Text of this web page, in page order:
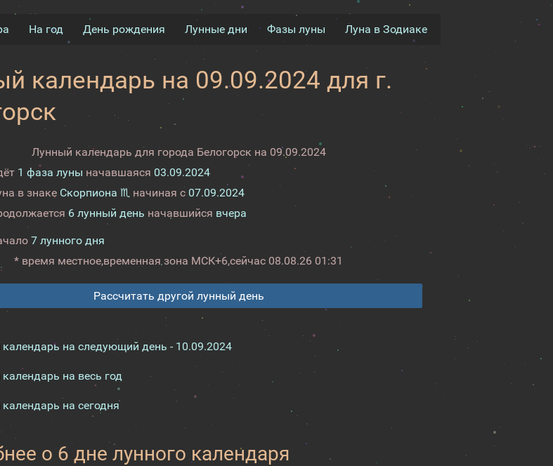
На год День рождения Лунные дни Фазы луны Луна в Зодиаке
календарь на 09.09.2024 для г.
Лунный календарь для города Белогорск на 09.09.2024
1 фаза луны начавшаяся 03.09.2024
в знаке Скорпиона ♏начиная с 07.09.2024
6 лунный день начавшийся вчера
7 лунного дня
* время местное,временная зона МСК+6,сейчас 08.08.26 01:31
Рассчитать другой лунный день
на следующий день - 10.09.2024
на весь год
на сегодня
о 6 дне лунного календаря